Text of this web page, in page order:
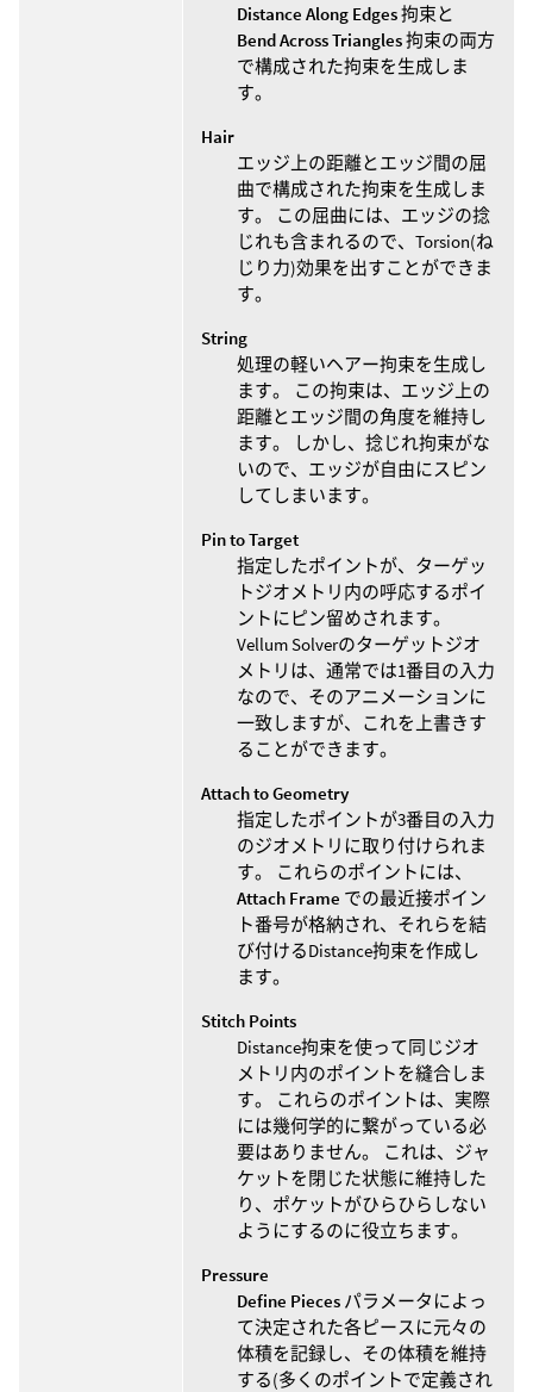
Distance Along Edges拘束と
Bend Across Triangles拘束の両方
で構成された拘束を生成しま
す。
Hair
エッジ上の距離とエッジ間の屈
曲で構成された拘束を生成しま
す。 この屈曲には、エッジの捻
じれも含まれるので、Torsion(ね
じり力)効果を出すことができま
す。
String
処理の軽いヘアー拘束を生成し
ます。 この拘束は、エッジ上の
距離とエッジ間の角度を維持し
ます。 しかし、捻じれ拘束がな
いので、エッジが自由にスピン
してしまいます。
Pin to Target
指定したポイントが、ターゲッ
トジオメトリ内の呼応するポイ
ントにピン留めされます。
Vellum Solverのターゲットジオ
メトリは、通常では1番目の入力
なので、そのアニメーションに
一致しますが、これを上書きす
ることができます。
Attach to Geometry
指定したポイントが3番目の入力
のジオメトリに取り付けられま
す。 これらのポイントには、
Attach Frame での最近接ポイン
ト番号が格納され、それらを結
び付けるDistance拘束を作成し
ます。
Stitch Points
Distance拘束を使って同じジオ
メトリ内のポイントを縫合しま
す。 これらのポイントは、実際
には幾何学的に繋がっている必
要はありません。 これは、ジャ
ケットを閉じた状態に維持した
り、ポケットがひらひらしない
ようにするのに役立ちます。
Pressure
Define Pieces パラメータによっ
て決定された各ピースに元々の
体積を記録し、その体積を維持
する(多くのポイントで定義され